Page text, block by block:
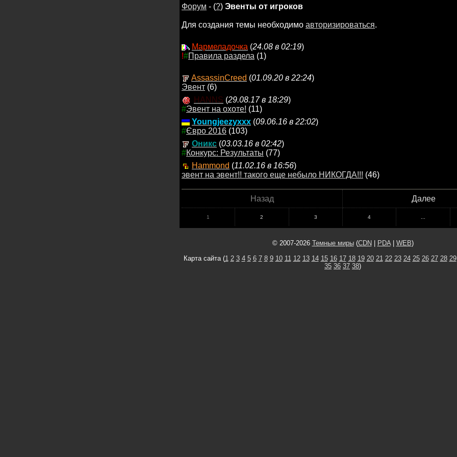
Форум - (?) Эвенты от игроков
Для создания темы необходимо авторизироваться.
Мармеладочка (24.08 в 02:19)
!#Правила раздела (1)
AssassinCreed (01.09.20 в 22:24)
Эвент (6)
HANNS (29.08.17 в 18:29)
#Эвент на охоте! (11)
Youngjeezyxxx (09.06.16 в 22:02)
#Євро 2016 (103)
Оникс (03.03.16 в 02:42)
#Конкурс: Результаты (77)
Hammond (11.02.16 в 16:56)
эвент на эвент!! такого еще небыло НИКОГДА!!! (46)
Назад Далее
1 2 3 4
© 2007-2026 Темные миры(CDN PDA| WEB)
Карта сайта (1 2 3 4 5 6 7 8 9 10 11 12 13 14 15 16 17 18 19 20 21 22 23 24 25 26 27 28 29
35 36 37 38)